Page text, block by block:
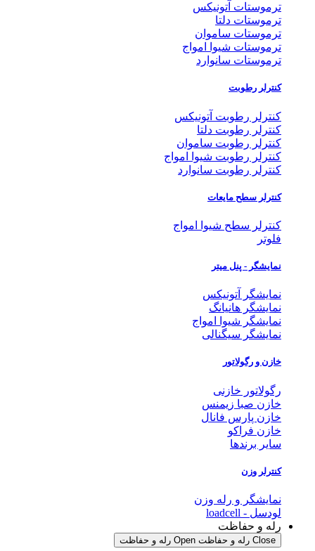
ترموستات آتونیکس
ترموستات دلتا
ترموستات ساموان
ترموستات شیوا امواج
ترموستات سانوارد
کنترلر رطوبت
کنترلر رطوبت آتونیکس
کنترلر رطوبت دلتا
کنترلر رطوبت ساموان
کنترلر رطوبت شیوا امواج
کنترلر رطوبت سانوارد
کنترلر سطح مایعات
کنترلر سطح شیوا امواج
فلوتر
نمایشگر - پنل میتر
نمایشگر آتونیکس
نمایشگر هانیانگ
نمایشگر شیوا امواج
نمایشگر سیگنالی
خازن و رگولاتور
رگولاتور خازنی
خازن صبا زیمنس
خازن پارس فانال
خازن فراکو
سایر برندها
کنترلر وزن
نمایشگر و رله وزن
لودسل - loadcell
رله و حفاظت
Close رله و حفاظت Open رله و حفاظت